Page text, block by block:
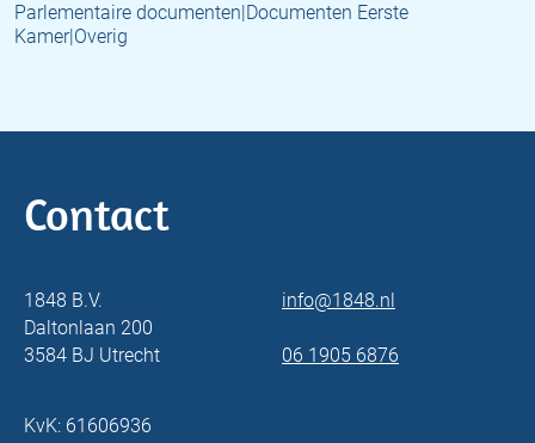
Parlementaire documenten|Documenten Eerste
Kamer|Overig
Contact
1848 B.V.
Daltonlaan 200
3584 BJ Utrecht
info@1848.nl
06 1905 6876
KvK: 61606936